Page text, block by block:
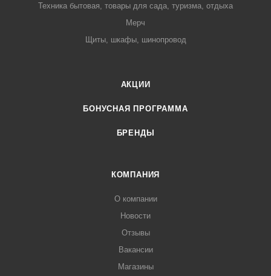
Техника бытовая, товары для сада, туризма, отдыха
Мерч
Щиты, шкафы, шинопровод
АКЦИИ
БОНУСНАЯ ПРОГРАММА
БРЕНДЫ
КОМПАНИЯ
О компании
Новости
Отзывы
Вакансии
Магазины